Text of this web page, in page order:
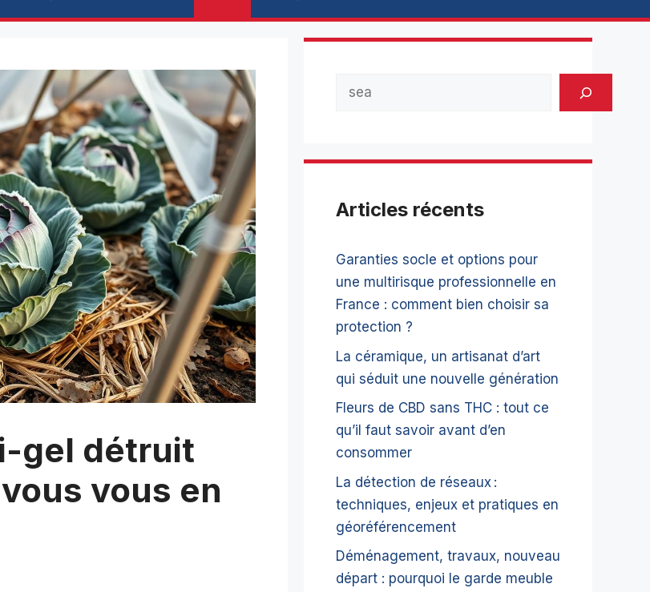
gel détruit
vous en
Articles récents
Garanties socle et options pour
une multirisque professionnelle en
France : comment bien choisir sa
protection ?
La céramique, un artisanat d’art
qui séduit une nouvelle génération
Fleurs de CBD sans THC : tout ce
qu’il faut savoir avant d’en
consommer
La détection de réseaux :
techniques, enjeux et pratiques en
géoréférencement
Déménagement, travaux, nouveau
départ : pourquoi le garde meuble